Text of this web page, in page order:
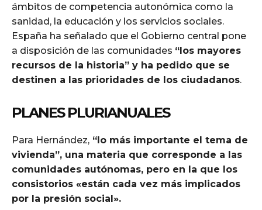
ámbitos de competencia autonómica como la
sanidad, la educación y los servicios sociales.
España ha señalado que el Gobierno central pone
a disposición de las comunidades “los mayores
recursos de la historia” y ha pedido que se
destinen a las prioridades de los ciudadanos.
PLANES PLURIANUALES
Para Hernández, “lo más importante el tema de
vivienda”, una materia que corresponde a las
comunidades autónomas, pero en la que los
consistorios «están cada vez más implicados
por la presión social».